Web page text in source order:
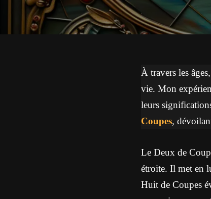
À travers les
vie. Mon
leurs
Coupes,
Le Deux de
étroite. Il met en
Huit de Coupes